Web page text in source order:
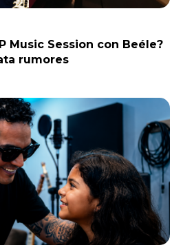
Music Session con Beéle?
rumores